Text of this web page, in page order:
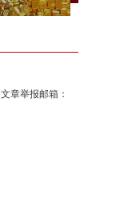
文章举报邮箱：